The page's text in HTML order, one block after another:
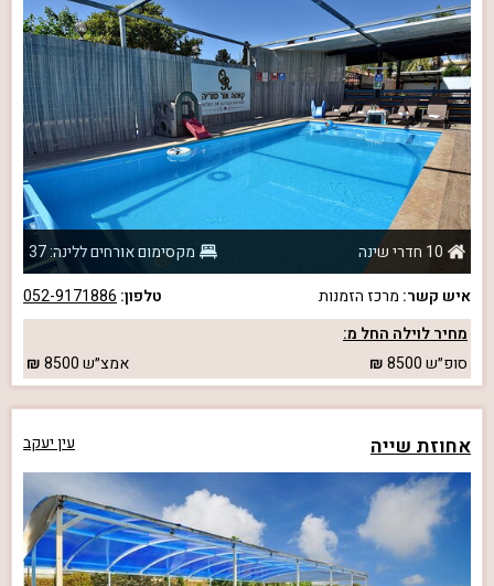
10 חדרי שינה
מקסימום אורחים ללינה: 37
איש קשר: מרכז הזמנות טלפון: 052-9171886
מחיר לוילה החל מ:
סופ״ש8500 אמצ״ש8500
אחוזת שייה עין יעקב